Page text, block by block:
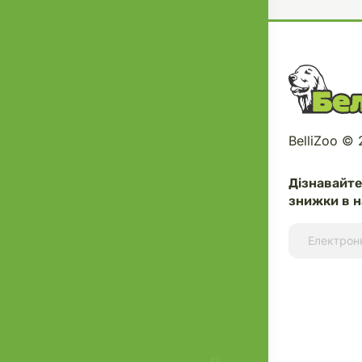
знижки в
BelliZoo ©